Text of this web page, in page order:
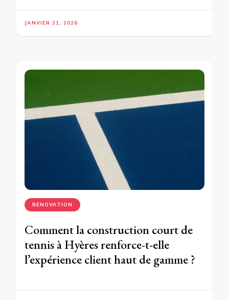
JANVIER 21, 2026
RENOVATION
Comment la construction court de
tennis à Hyères renforce-t-elle
l’expérience client haut de gamme ?